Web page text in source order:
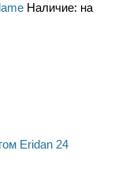
Наличие: на